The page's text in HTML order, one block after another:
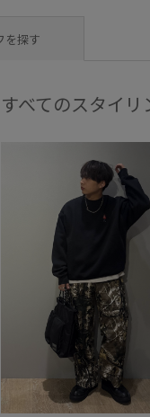
を探す
すべてのスタイリ